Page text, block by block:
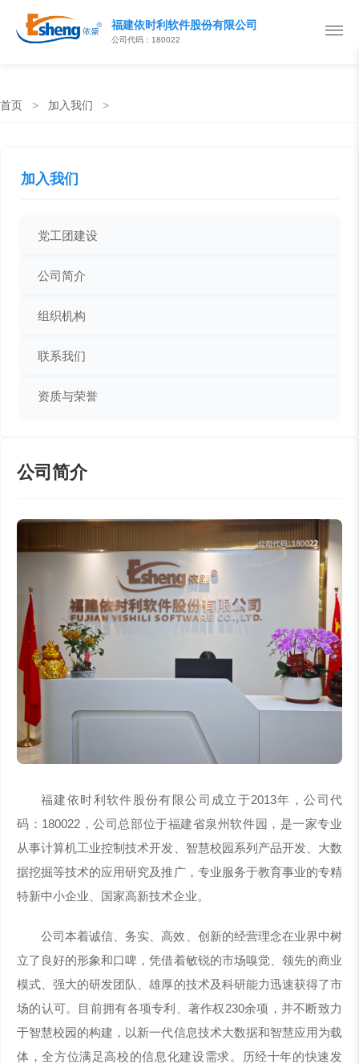
福建依时利软件股份有限公司
公司代码：180022
首页 > 加入我们 >
加入我们
党工团建设
公司简介
组织机构
联系我们
资质与荣誉
公司简介
福建依时利软件股份有限公司成立于2013年，公司代
码：180022，公司总部位于福建省泉州软件园，是一家专业
从事计算机工业控制技术开发、智慧校园系列产品开发、大数
据挖掘等技术的应用研究及推广，专业服务于教育事业的专精
特新中小企业、国家高新技术企业。
公司本着诚信、务实、高效、创新的经营理念在业界中树
立了良好的形象和口啤，凭借着敏锐的市场嗅觉、领先的商业
模式、强大的研发团队、雄厚的技术及科研能力迅速获得了市
场的认可。目前拥有各项专利、著作权230余项，并不断致力
于智慧校园的构建，以新一代信息技术大数据和智慧应用为载
体，全方位满足高校的信息化建设需求。历经十年的快速发